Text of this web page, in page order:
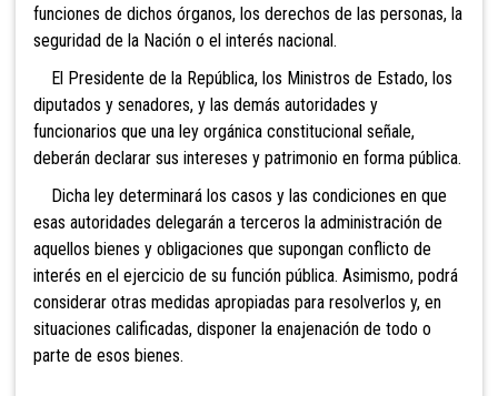
funciones de dichos órganos, los derechos de las personas, la
seguridad de la Nación o el interés nacional.
El Presidente de la República, los Ministros de Estado, los
diputados y senadores, y las demás autoridades y
funcionarios que una ley orgánica constitucional señale,
deberán declarar sus intereses y patrimonio en forma pública.
Dicha ley determinará los casos y las condiciones en que
esas autoridades delegarán a terceros la administración de
aquellos bienes y obligaciones que supongan conflicto de
interés en el ejercicio de su función pública. Asimismo, podrá
considerar otras medidas apropiadas para resolverlos y, en
situaciones calificadas, disponer la enajenación de todo o
parte de esos bienes.